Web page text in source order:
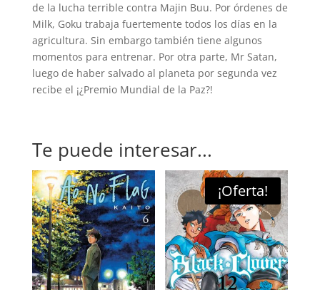
de la lucha terrible contra Majin Buu. Por órdenes de
Milk, Goku trabaja fuertemente todos los días en la
agricultura. Sin embargo también tiene algunos
momentos para entrenar. Por otra parte, Mr Satan,
luego de haber salvado al planeta por segunda vez
recibe el ¡¿Premio Mundial de la Paz?!
Te puede interesar...
¡Oferta!